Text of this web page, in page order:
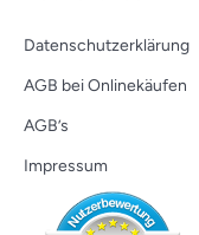
Datenschutzerklärung
AGB bei Onlinekäufen
AGB’s
Impressum